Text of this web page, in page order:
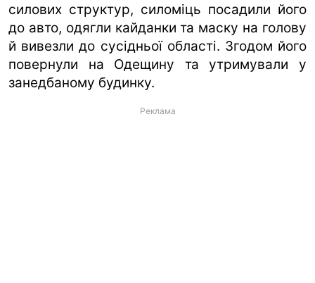
силових структур, силоміць посадили його
до авто, одягли кайданки та маску на голову
й вивезли до сусідньої області. Згодом його
повернули на Одещину та утримували у
занедбаному будинку.
Реклама